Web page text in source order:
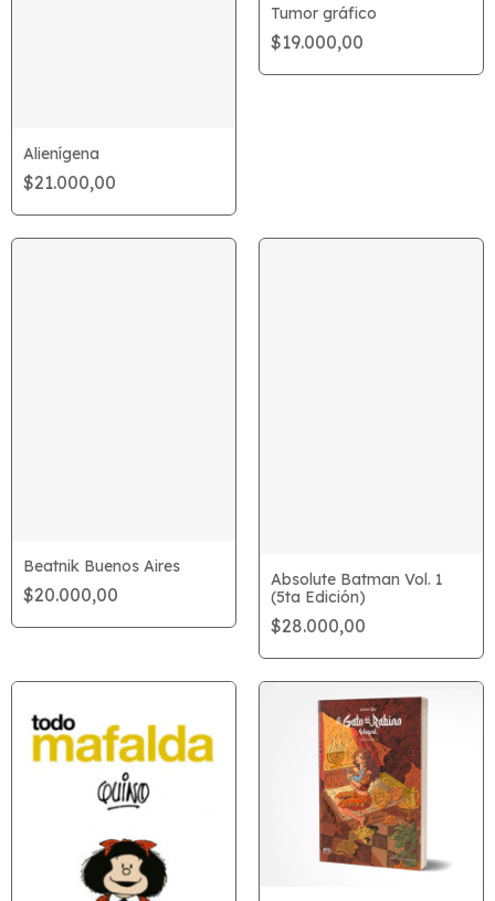
Alienígena
$21.000,00
Tumor gráfico
$19.000,00
Beatnik Buenos Aires
$20.000,00
Absolute Batman Vol. 1
(5ta Edición)
$28.000,00